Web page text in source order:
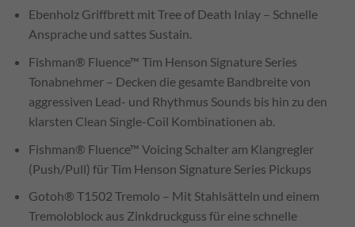
Ebenholz Griffbrett mit Tree of Death Inlay – Schnelle
Ansprache und sattes Sustain.
Fishman® Fluence™ Tim Henson Signature Series
Tonabnehmer – Decken die gesamte Bandbreite von
aggressiven Lead- und Rhythmus Sounds bis hin zu den
klarsten Clean Single-Coil Kombinationen ab.
Fishman® Fluence™ Voicing Schalter am Klangregler
(Push/Pull) für Tim Henson Signature Series Pickups
Gotoh® T1502 Tremolo – Mit Stahlsätteln und einem
Tremoloblock aus Zinkdruckguss für eine schnelle